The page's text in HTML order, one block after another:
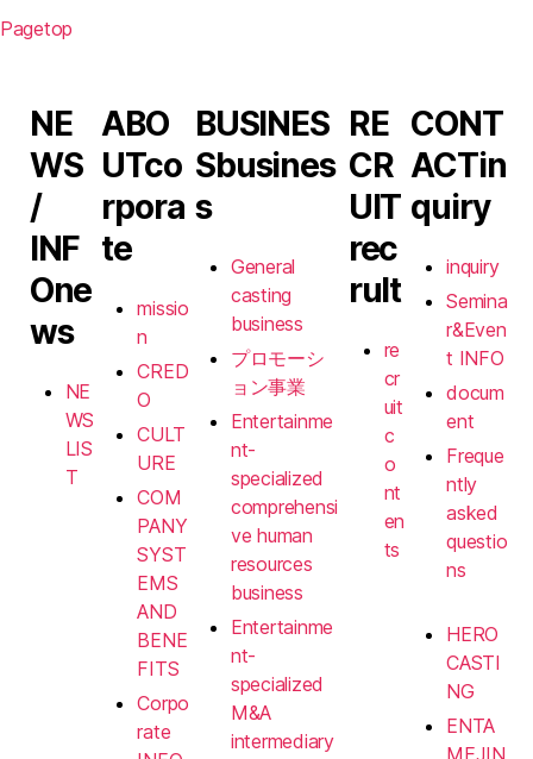
Pagetop
NE
WS
/
INF
One
ws
NE
WS
LIS
T
ABO
UTco
rpora
te
missio
n
CRED
O
CULT
URE
COM
PANY
SYST
EMS
AND
BENE
FITS
Corpo
rate
BUSINES
Sbusines
s
General
casting
business
プロモーシ
ョン事業
Entertainme
nt-
specialized
comprehensi
ve human
resources
business
Entertainme
nt-
specialized
M&A
intermediary
RE
CR
UIT
rec
rult
re
cr
uit
c
o
nt
en
ts
CONT
ACTin
quiry
inquiry
Semina
r&Even
t INFO
docum
ent
Freque
ntly
asked
questio
ns
HERO
CASTI
NG
ENTA
MEJIN